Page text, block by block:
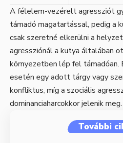
A félelem-vezérelt agressziót
támadó magatartással, pedig a
csak szeretné elkerülni a
agressziónál a kutya általában
környezetben lép fel támadóan.
esetén egy adott tárgy vagy
konfliktus, míg a szociális
dominanciaharcokkor jelenik meg.
További